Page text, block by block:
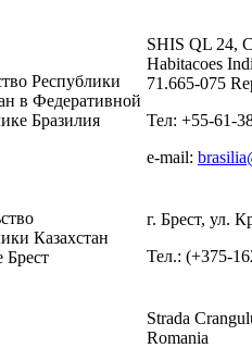
Республики
в Федеративной
Бразилия
SHIS QL 24,
Habitacoes
71.665-075
Тел: +55-61-
e-mail:
Казахстан
Брест
г. Брест, ул.
Тел.: (+375-
Strada
Romania